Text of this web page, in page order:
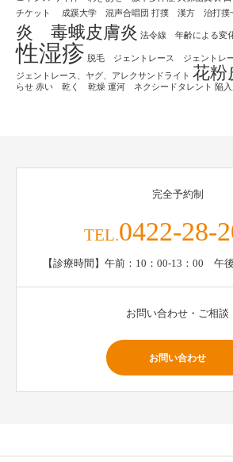
チケット
成蹊大学 混声合唱団 打撲 漢方 治打撲
炎 毒蛾皮膚炎 法令線 年齢による変
性湿疹 脱毛 ジェントレース ジェントレ
ジェントレース、ヤグ、アレクサンドライト 花粉
らせ 赤い 乾く 乾燥 運河 ネクシードタレント 陥
完全予約制
TEL.0422-28-
【診療時間】午前：10：00-13：00 午
お問い合わせ・ご相談
お問い合わせ